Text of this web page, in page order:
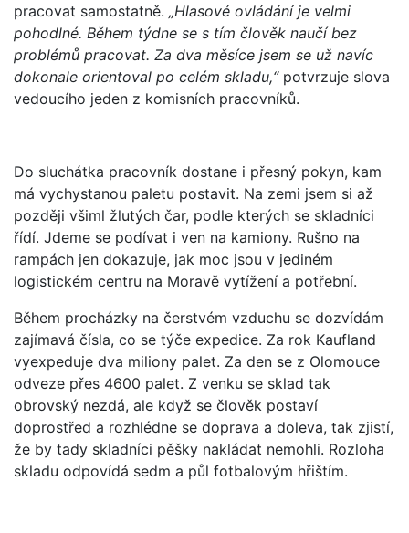
pracovat samostatně. „Hlasové ovládání je velmi
pohodlné. Během týdne se s tím člověk naučí bez
problémů pracovat. Za dva měsíce jsem se už navíc
dokonale orientoval po celém skladu,“potvrzuje slova
vedoucího jeden z komisních pracovníků.
Do sluchátka pracovník dostane i přesný pokyn, kam
má vychystanou paletu postavit. Na zemi jsem si až
později všiml žlutých čar, podle kterých se skladníci
řídí. Jdeme se podívat i ven na kamiony. Rušno na
rampách jen dokazuje, jak moc jsou v jediném
logistickém centru na Moravě vytížení a potřební.
Během procházky na čerstvém vzduchu se dozvídám
zajímavá čísla, co se týče expedice. Za rok Kaufland
vyexpeduje dva miliony palet. Za den se z Olomouce
odveze přes 4600 palet. Z venku se sklad tak
obrovský nezdá, ale když se člověk postaví
doprostřed a rozhlédne se doprava a doleva, tak zjistí,
že by tady skladníci pěšky nakládat nemohli. Rozloha
skladu odpovídá sedm a půl fotbalovým hřištím.